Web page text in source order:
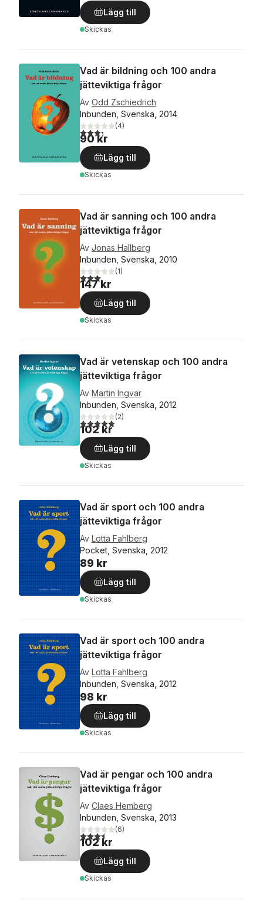
Lägg till
Skickas
Vad är bildning och 100 andra
jätteviktiga frågor
Av Odd Zschiedrich
Inbunden, Svenska, 2014
3,3utav 5 stjärnor. Totalt antal röster:
(4)
90 kr
Lägg till
Skickas
Vad är sanning och 100 andra
jätteviktiga frågor
Av Jonas Hallberg
Inbunden, Svenska, 2010
3,0utav 5 stjärnor. Totalt antal röster:
(1)
147 kr
Lägg till
Skickas
Vad är vetenskap och 100 andra
jätteviktiga frågor
Av Martin Ingvar
Inbunden, Svenska, 2012
5,0utav 5 stjärnor. Totalt antal röster:
(2)
102 kr
Lägg till
Skickas
Vad är sport och 100 andra
jätteviktiga frågor
Av Lotta Fahlberg
Pocket, Svenska, 2012
89 kr
Lägg till
Skickas
Vad är sport och 100 andra
jätteviktiga frågor
Av Lotta Fahlberg
Inbunden, Svenska, 2012
98 kr
Lägg till
Skickas
Vad är pengar och 100 andra
jätteviktiga frågor
Av Claes Hemberg
Inbunden, Svenska, 2013
3,5utav 5 stjärnor. Totalt antal röster:
(6)
102 kr
Lägg till
Skickas